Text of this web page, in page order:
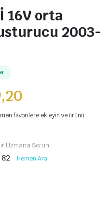
16V orta
2003-
favorilere ekleyin ve ürünü
Uzmana Sorun
Hemen Ara